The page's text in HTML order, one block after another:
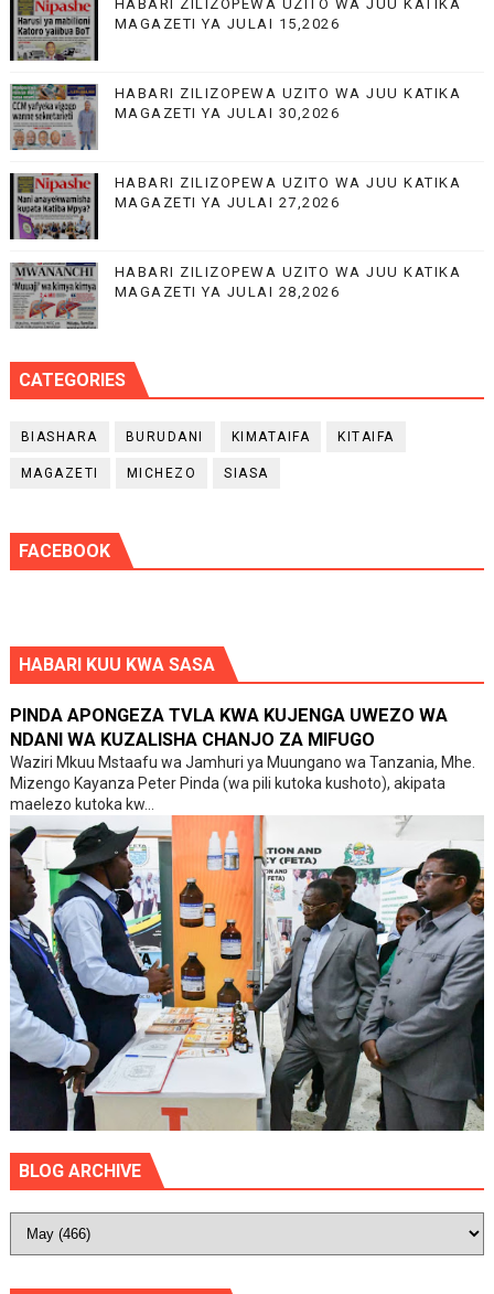
HABARI ZILIZOPEWA UZITO WA JUU KATIKA
MAGAZETI YA JULAI 15,2026
HABARI ZILIZOPEWA UZITO WA JUU KATIKA
MAGAZETI YA JULAI 30,2026
HABARI ZILIZOPEWA UZITO WA JUU KATIKA
MAGAZETI YA JULAI 27,2026
HABARI ZILIZOPEWA UZITO WA JUU KATIKA
MAGAZETI YA JULAI 28,2026
CATEGORIES
BIASHARA BURUDANI KIMATAIFA KITAIFA
MAGAZETI MICHEZO SIASA
FACEBOOK
HABARI KUU KWA SASA
PINDA APONGEZA TVLA KWA KUJENGA UWEZO WA
NDANI WA KUZALISHA CHANJO ZA MIFUGO
Waziri Mkuu Mstaafu wa Jamhuri ya Muungano wa Tanzania, Mhe.
Mizengo Kayanza Peter Pinda (wa pili kutoka kushoto), akipata
maelezo kutoka kw...
BLOG ARCHIVE